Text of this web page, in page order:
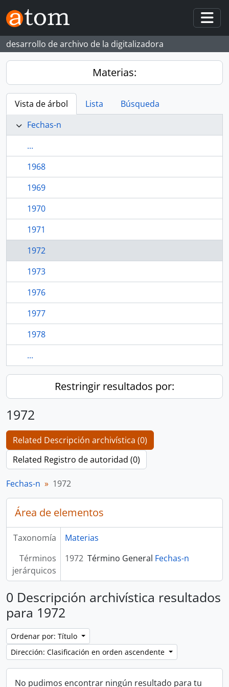
Skip to main content
desarrollo de archivo de la digitalizadora
Materias:
Vista de árbol Lista
Búsqueda
Fechas-n
...
1968
1969
1970
1971
1972
1973
1976
1977
1978
...
Restringir resultados por:
1972
Related Descripción archivística (0)
Related Registro de autoridad (0)
Fechas-n 1972
Área de elementos
Taxonomía
Materias
Términos
jerárquicos
1972 Término General Fechas-n
0 Descripción archivística resultados
para 1972
Ordenar por: Título
Dirección: Clasificación en orden ascendente
No pudimos encontrar ningún resultado para tu